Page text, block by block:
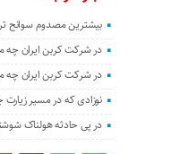
بیشترین مصدوم سوانح
در شرکت کربن ایران چه
در شرکت کربن ایران چه
نوزادی که در مسیر
در پی حادثه هولناک